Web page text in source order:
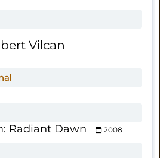
Vilcan
Radiant Dawn 2008